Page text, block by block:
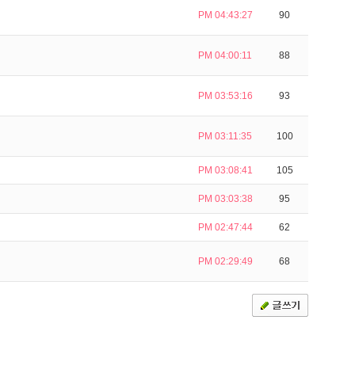
PM 04:43:27 90
PM 04:00:11 88
PM 03:53:16 93
PM 03:11:35 100
PM 03:08:41 105
PM 03:03:38 95
PM 02:47:44 62
PM 02:29:49 68